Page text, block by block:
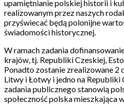
upamiętnianie polskiej historii i
realizowanym przez naszych
przyświecać będą polonijne
świadomości historycznej.
W ramach zadania
krajów, tj. Republiki Czeskiej,
Ponadto zostanie zrealizowane 2
Litwy i Łotwy i jedno na Republiki
zadania publicznego stanowią
społeczność polska mieszkająca